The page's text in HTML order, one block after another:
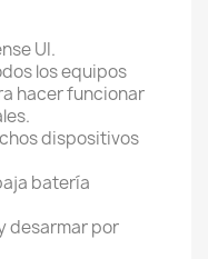
UI.
los equipos
hacer funcionar
dispositivos
batería
desarmar por